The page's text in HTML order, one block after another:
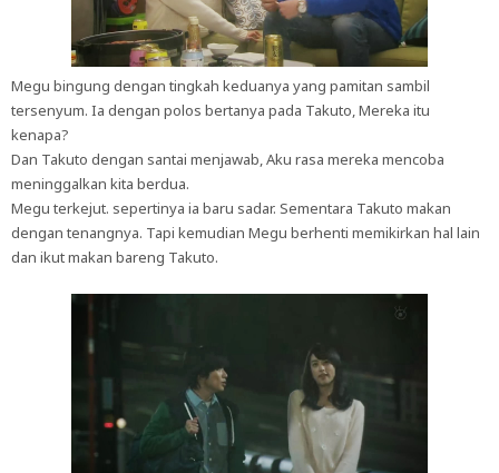
Megu bingung dengan tingkah keduanya yang pamitan sambil
tersenyum. Ia dengan polos bertanya pada Takuto, Mereka itu
kenapa?
Dan Takuto dengan santai menjawab, Aku rasa mereka mencoba
meninggalkan kita berdua.
Megu terkejut. sepertinya ia baru sadar. Sementara Takuto makan
dengan tenangnya. Tapi kemudian Megu berhenti memikirkan hal lain
dan ikut makan bareng Takuto.